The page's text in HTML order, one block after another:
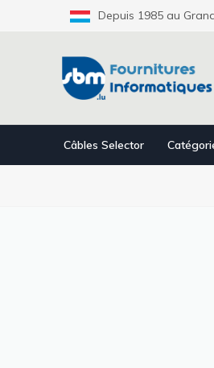
Depuis 1985 au
Câbles Selector